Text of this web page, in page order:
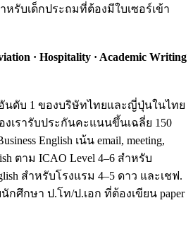
ำหรับเด็กประถมที่ต้องมีใบเซอร์เข้า
· Hospitality · Academic Writing
นดับ 1 ของบริษัทไทยและญี่ปุ่นในไทย
เรารับประกันคะแนนขึ้นเฉลี่ย 150
English เน้น email, meeting,
ตาม ICAO Level 4–6 สำหรับ
สำหรับโรงแรม 4–5 ดาว และเชฟ.
นักศึกษา ป.โท/ป.เอก ที่ต้องเขียน paper